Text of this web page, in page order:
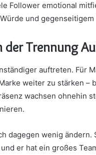
Follower emotional
und
der Trennung
auftreten. Für
weiter zu stärken –
wachsen ohnehin
dagegen wenig ändern.
er hat ein großes